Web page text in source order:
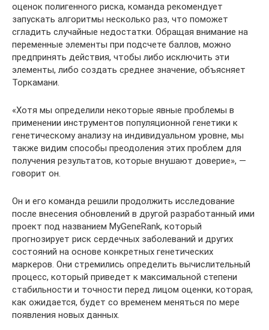
оценок полигенного риска, команда рекомендует
запускать алгоритмы несколько раз, что поможет
сгладить случайные недостатки. Обращая внимание на
переменные элементы при подсчете баллов, можно
предпринять действия, чтобы либо исключить эти
элементы, либо создать среднее значение, объясняет
Торкамани.
«Хотя мы определили некоторые явные проблемы в
применении инструментов популяционной генетики к
генетическому анализу на индивидуальном уровне, мы
также видим способы преодоления этих проблем для
получения результатов, которые внушают доверие», —
говорит он.
Он и его команда решили продолжить исследование
после внесения обновлений в другой разработанный ими
проект под названием MyGeneRank, который
прогнозирует риск сердечных заболеваний и других
состояний на основе конкретных генетических
маркеров. Они стремились определить вычислительный
процесс, который приведет к максимальной степени
стабильности и точности перед лицом оценки, которая,
как ожидается, будет со временем меняться по мере
появления новых данных.